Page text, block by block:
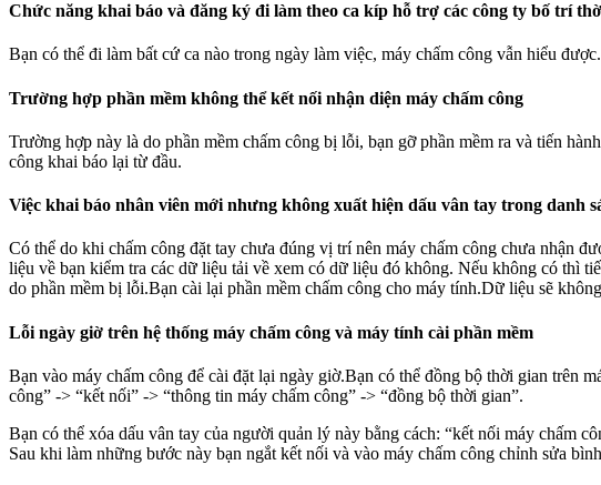
Chức năng khai báo và đăng ký đi làm theo ca kíp hỗ trợ các công ty bố trí
Bạn có thể đi làm bất cứ ca nào trong ngày làm việc, máy chấm công vẫn hiểu
Trường hợp phần mềm không thể kết nối nhận diện máy chấm công
Trường hợp này là do phần mềm chấm công bị lỗi, bạn gỡ phần mềm ra và tiến
công khai báo lại từ đầu.
Việc khai báo nhân viên mới nhưng không xuất hiện dấu vân tay trong danh
Có thể do khi chấm công đặt tay chưa đúng vị trí nên máy chấm công chưa nhận
liệu về bạn kiểm tra các dữ liệu tải về xem có dữ liệu đó không. Nếu không có thì
do phần mềm bị lỗi.Bạn cài lại phần mềm chấm công cho máy tính.Dữ liệu sẽ
Lỗi ngày giờ trên hệ thống máy chấm công và máy tính cài phần mềm
Bạn vào máy chấm công để cài đặt lại ngày giờ.Bạn có thể đồng bộ thời gian trên
công” -> “kết nối” -> “thông tin máy chấm công” -> “đồng bộ thời gian”.
Bạn có thể xóa dấu vân tay của người quản lý này bằng cách: “kết nối máy chấm
Sau khi làm những bước này bạn ngắt kết nối và vào máy chấm công chỉnh sửa